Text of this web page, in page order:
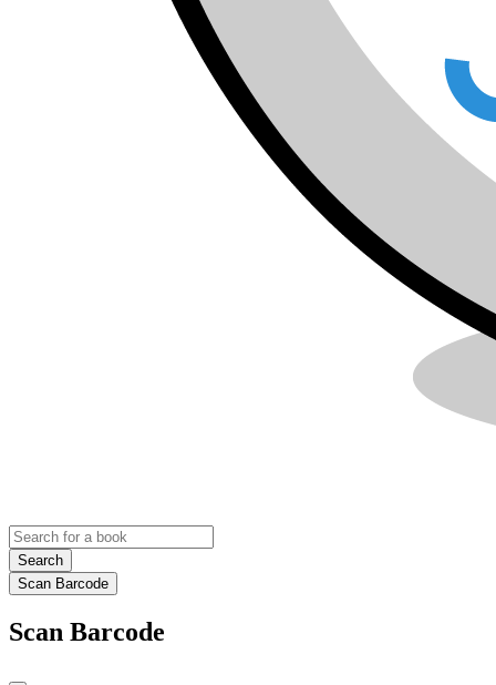
Search
Scan Barcode
Scan Barcode